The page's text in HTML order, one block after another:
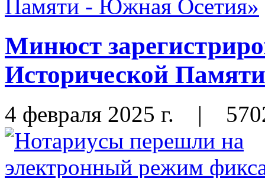
Минюст
Исторической
4 февраля 2025 г. |